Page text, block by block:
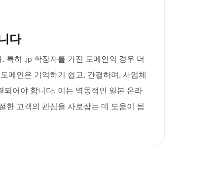
다
특히 .jp 확장자를 가진 도메인의 경우 더
메인은 기억하기 쉽고, 간결하며, 사업체
되어야 합니다. 이는 역동적인 일본 온라
한 고객의 관심을 사로잡는 데 도움이 됩